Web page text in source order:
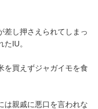
差し押さえられてしまっ
IU。
を買えずジャガイモを食
は親戚に悪口を言われな